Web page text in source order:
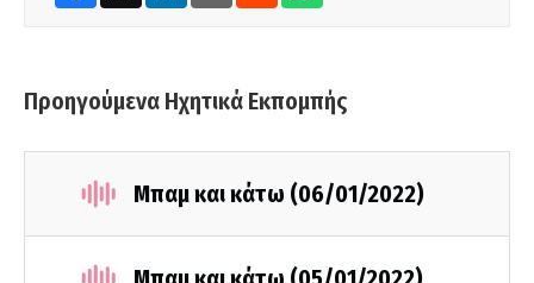
Προηγούμενα Ηχητικά Εκπομπής
Μπαμ και κάτω (06/01/2022)